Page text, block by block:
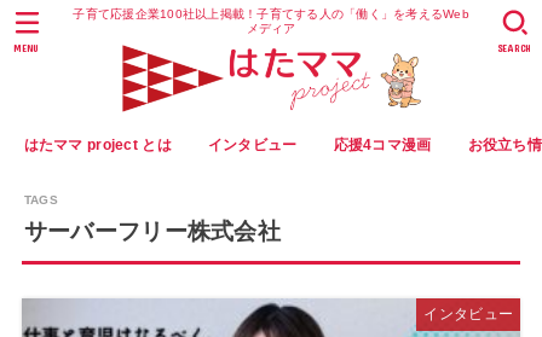
子育て応援企業100社以上掲載！子育てする人の「働く」を考えるWeb
メディア
はたママ project とは インタビュー 応援4コマ漫画 お役立ち
SEARCH
MENU
サーバーフリー株式会社
インタビュー